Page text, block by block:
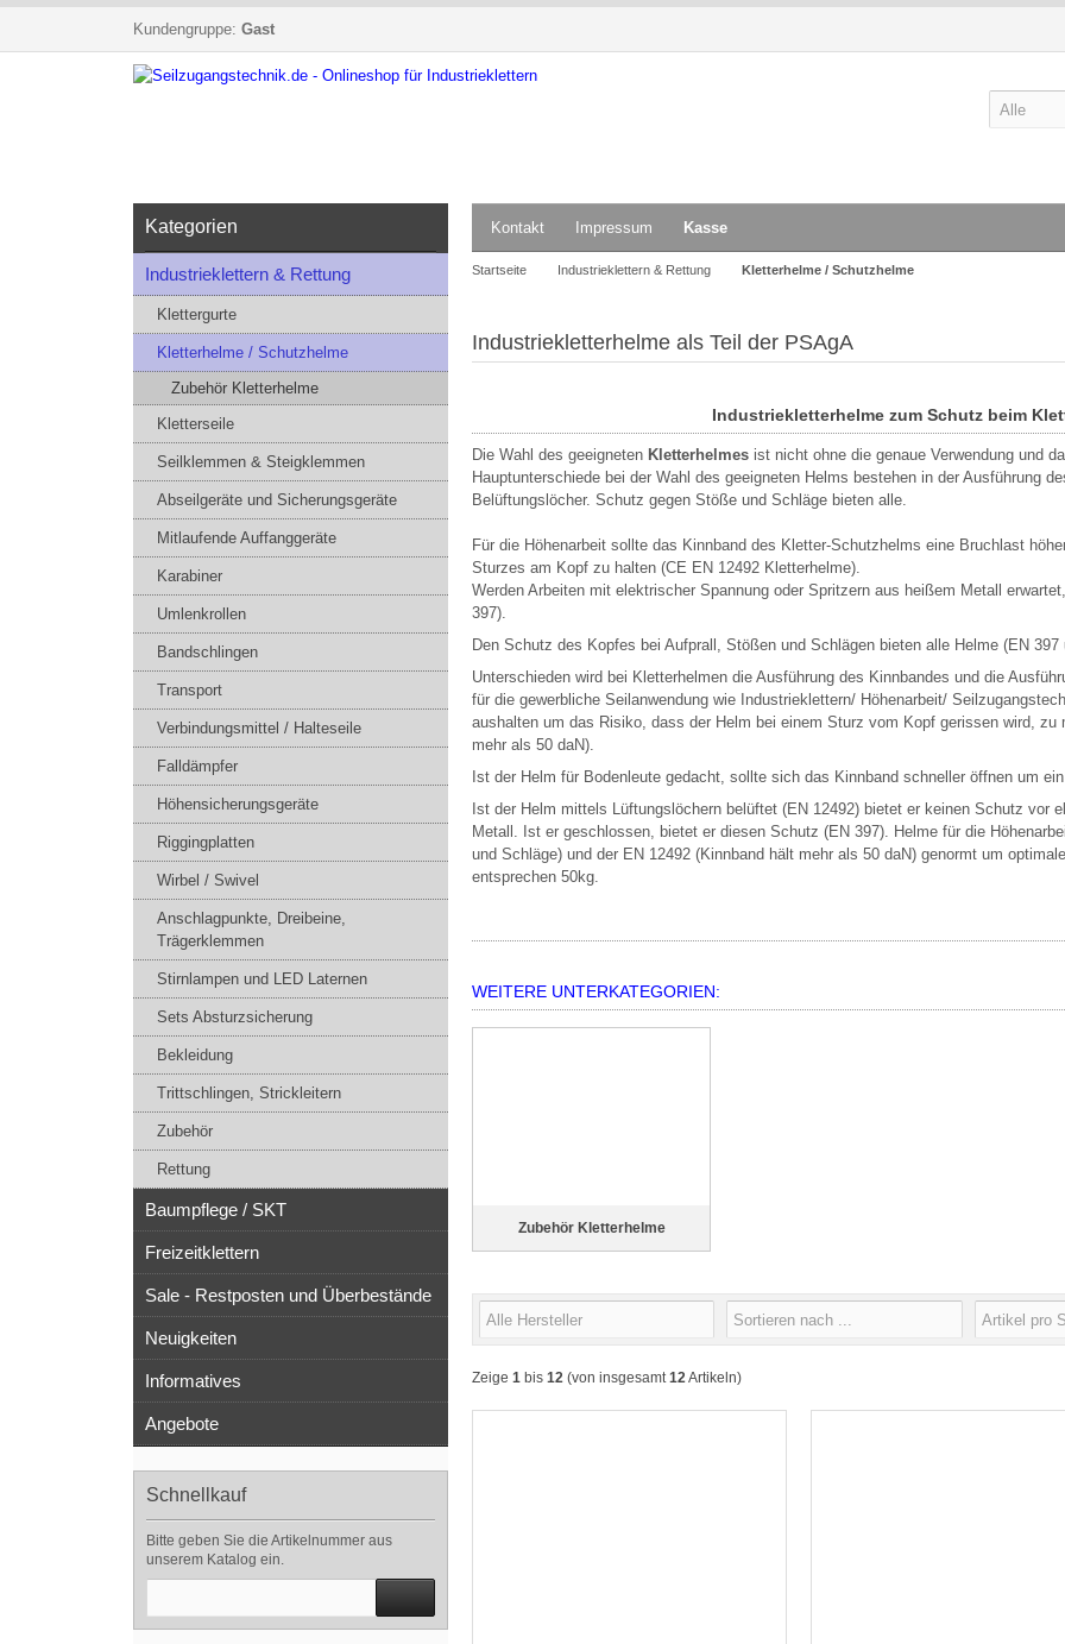
Kundengruppe: Gast
Kontakt Impressum Kasse
Startseite Industrieklettern & Rettung Kletterhelme / Schutzhelme
Industriekletterhelme als Teil der PSAgA
Industriekletterhelme zum Schutz beim
Die Wahl des geeigneten Kletterhelmes ist nicht ohne die genaue Verwendung und
Hauptunterschiede bei der Wahl des geeigneten Helms bestehen in der Ausführung
Belüftungslöcher. Schutz gegen Stöße und Schläge bieten alle.
Für die Höhenarbeit sollte das Kinnband des Kletter-Schutzhelms eine Bruchlast
Sturzes am Kopf zu halten (CE EN 12492 Kletterhelme).
Werden Arbeiten mit elektrischer Spannung oder Spritzern aus heißem Metall
397).
Den Schutz des Kopfes bei Aufprall, Stößen und Schlägen bieten alle Helme (EN 397
Unterschieden wird bei Kletterhelmen die Ausführung des Kinnbandes und die
für die gewerbliche Seilanwendung wie Industrieklettern/ Höhenarbeit/
aushalten um das Risiko, dass der Helm bei einem Sturz vom Kopf gerissen wird,
mehr als 50 daN).
Ist der Helm für Bodenleute gedacht, sollte sich das Kinnband schneller öffnen um
Ist der Helm mittels Lüftungslöchern belüftet (EN 12492) bietet er keinen Schutz vor
Metall. Ist er geschlossen, bietet er diesen Schutz (EN 397). Helme für die
und Schläge) und der EN 12492 (Kinnband hält mehr als 50 daN) genormt um
entsprechen 50kg.
WEITERE UNTERKATEGORIEN:
Zubehör Kletterhelme
Zeige 1 bis 12 (von insgesamt12Artikeln)
Kategorien
Industrieklettern & Rettung
Klettergurte
Kletterhelme / Schutzhelme
Zubehör Kletterhelme
Kletterseile
Seilklemmen & Steigklemmen
Abseilgeräte und Sicherungsgeräte
Mitlaufende Auffanggeräte
Karabiner
Umlenkrollen
Bandschlingen
Transport
Verbindungsmittel / Halteseile
Falldämpfer
Höhensicherungsgeräte
Riggingplatten
Wirbel / Swivel
Anschlagpunkte, Dreibeine,
Trägerklemmen
Stirnlampen und LED Laternen
Sets Absturzsicherung
Bekleidung
Trittschlingen, Strickleitern
Zubehör
Rettung
Baumpflege / SKT
Freizeitklettern
Sale - Restposten und Überbestände
Neuigkeiten
Informatives
Angebote
Schnellkauf
Bitte geben Sie die Artikelnummer aus
unserem Katalog ein.